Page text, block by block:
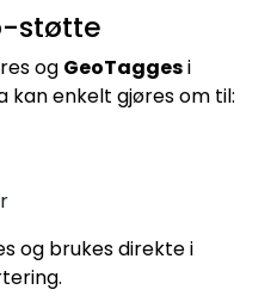
støtte
og GeoTaggesi
kan enkelt gjøres om til:
og brukes direkte i